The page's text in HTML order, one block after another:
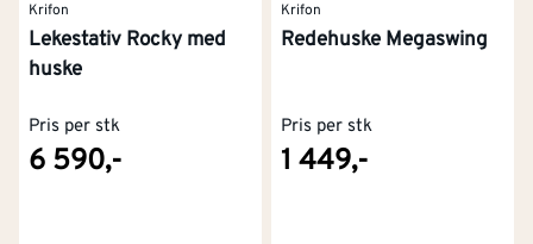
Krifon
Lekestativ Rocky med
huske
Pris per stk
6 590,-
Krifon
Redehuske Megaswing
Pris per stk
1 449,-